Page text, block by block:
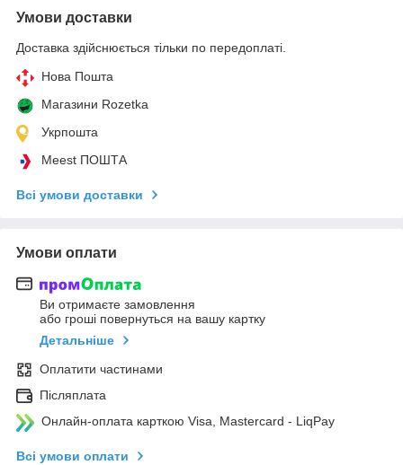
Умови доставки
Доставка здійснюється тільки по передоплаті.
Нова Пошта
Магазини Rozetka
Укрпошта
Meest ПОШТА
Всі умови доставки
Умови оплати
Ви отримаєте замовлення
або гроші повернуться на вашу картку
Детальніше
Оплатити частинами
Післяплата
Онлайн-оплата карткою Visa, Mastercard - LiqPay
Всі умови оплати